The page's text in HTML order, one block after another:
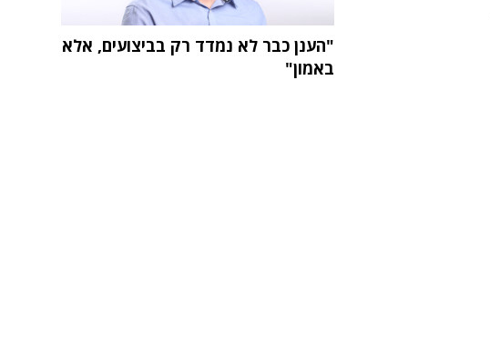
"הענן כבר לא נמדד רק בביצועים, אלא
באמון"